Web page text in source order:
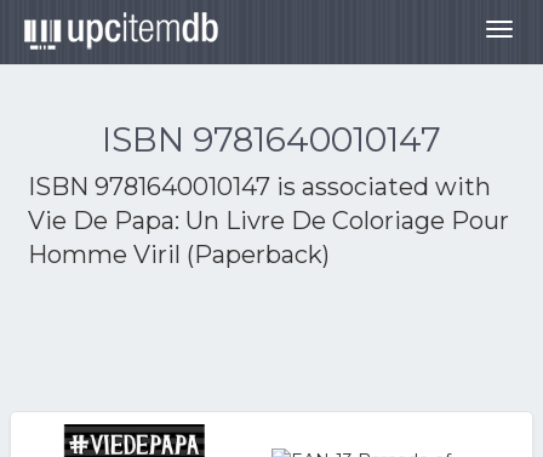
ISBN 9781640010147
ISBN 9781640010147 is associated with
Vie De Papa: Un Livre De Coloriage Pour
Homme Viril (Paperback)